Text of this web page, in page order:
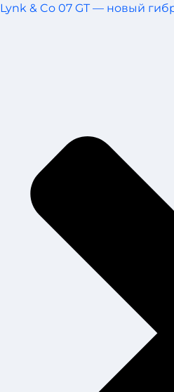
Lynk & Co 07 GT — новый